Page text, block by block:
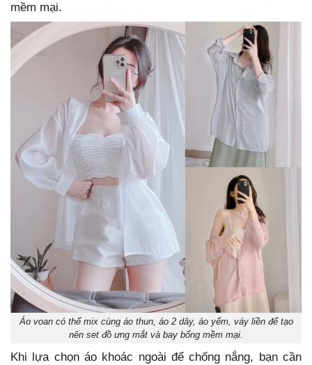
mềm mại.
Áo voan có thể mix cùng áo thun, áo 2 dây, áo yếm, váy liền để tạo
nên set đồ ưng mắt và bay bổng mềm mại.
Khi lựa chọn áo khoác ngoài để chống nắng, bạn cần